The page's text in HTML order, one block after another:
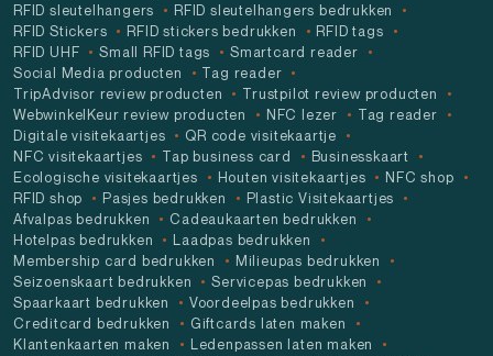
RFID sleutelhangers
RFID sleutelhangers bedrukken
RFID Stickers
RFID stickers bedrukken
RFID tags
RFID UHF
Small RFID tags
Smartcard reader
Social Media producten
Tag reader
TripAdvisor review producten
Trustpilot review producten
WebwinkelKeur review producten
NFC lezer
Tag reader
Digitale visitekaartjes
QR code visitekaartje
NFC visitekaartjes
Tap business card
Businesskaart
Ecologische visitekaartjes
Houten visitekaartjes
NFC shop
RFID shop
Pasjes bedrukken
Plastic Visitekaartjes
Afvalpas bedrukken
Cadeaukaarten bedrukken
Hotelpas bedrukken
Laadpas bedrukken
Membership card bedrukken
Milieupas bedrukken
Seizoenskaart bedrukken
Servicepas bedrukken
Spaarkaart bedrukken
Voordeelpas bedrukken
Creditcard bedrukken
Giftcards laten maken
Klantenkaarten maken
Ledenpassen laten maken